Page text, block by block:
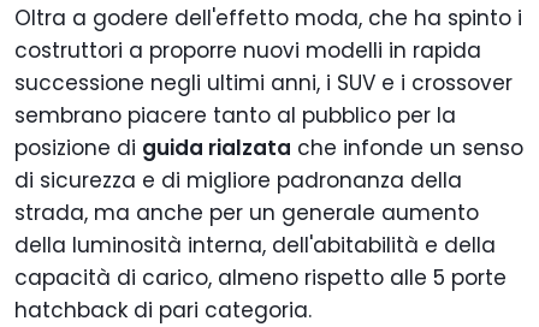
Oltra a godere dell'effetto moda, che ha spinto i
costruttori a proporre nuovi modelli in rapida
successione negli ultimi anni, i SUV e i crossover
sembrano piacere tanto al pubblico per la
posizione di guida rialzata che infonde un senso
di sicurezza e di migliore padronanza della
strada, ma anche per un generale aumento
della luminosità interna, dell'abitabilità e della
capacità di carico, almeno rispetto alle 5 porte
hatchback di pari categoria.